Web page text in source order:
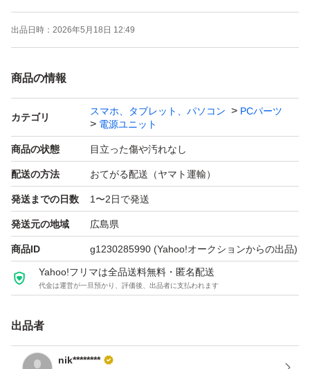
電源ケーブルが必要な方はお伝えください。 一緒に梱包
して発送いたします。
パソコンの主要構成部品を多数出品していますので 是
出品日時： 2026年5月18日 12:49
商品の情報
カテゴリ
スマホ、タブレット、パソコン
PCパーツ
電源ユニット
商品の状態 目立った傷や汚れなし
配送の方法 おてがる配送（ヤマト運輸）
発送までの日数 1〜2日で発送
発送元の地域 広島県
商品ID g1230285990 (Yahoo!オークションからの出品)
Yahoo!フリマは全品送料無料・匿名配送
代金は運営が一旦預かり、評価後、出品者に支払われます
出品者
nik********